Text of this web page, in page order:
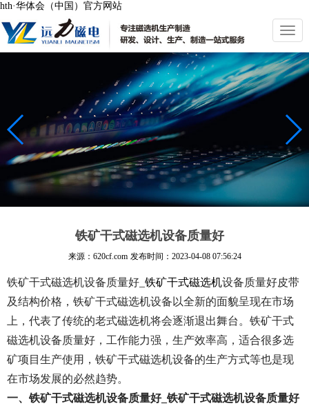
hth·华体会（中国）官方网站
切
换
导
航
铁矿干式磁选机设备质量好
来源：620cf.com 发布时间： 2023-04-08 07:56:24
铁矿干式磁选机设备质量好_ 铁矿干式磁选机设备质量好皮带
及结构价格，铁矿干式磁选机设备以全新的面貌呈现在市场
上，代表了传统的老式磁选机将会逐渐退出舞台。铁矿干式
磁选机设备质量好，工作能力强，生产效率高，适合很多选
矿项目生产使用，铁矿干式磁选机设备的生产方式等也是现
在市场发展的必然趋势。
一、铁矿干式磁选机设备质量好_铁矿干式磁选机设备质量好